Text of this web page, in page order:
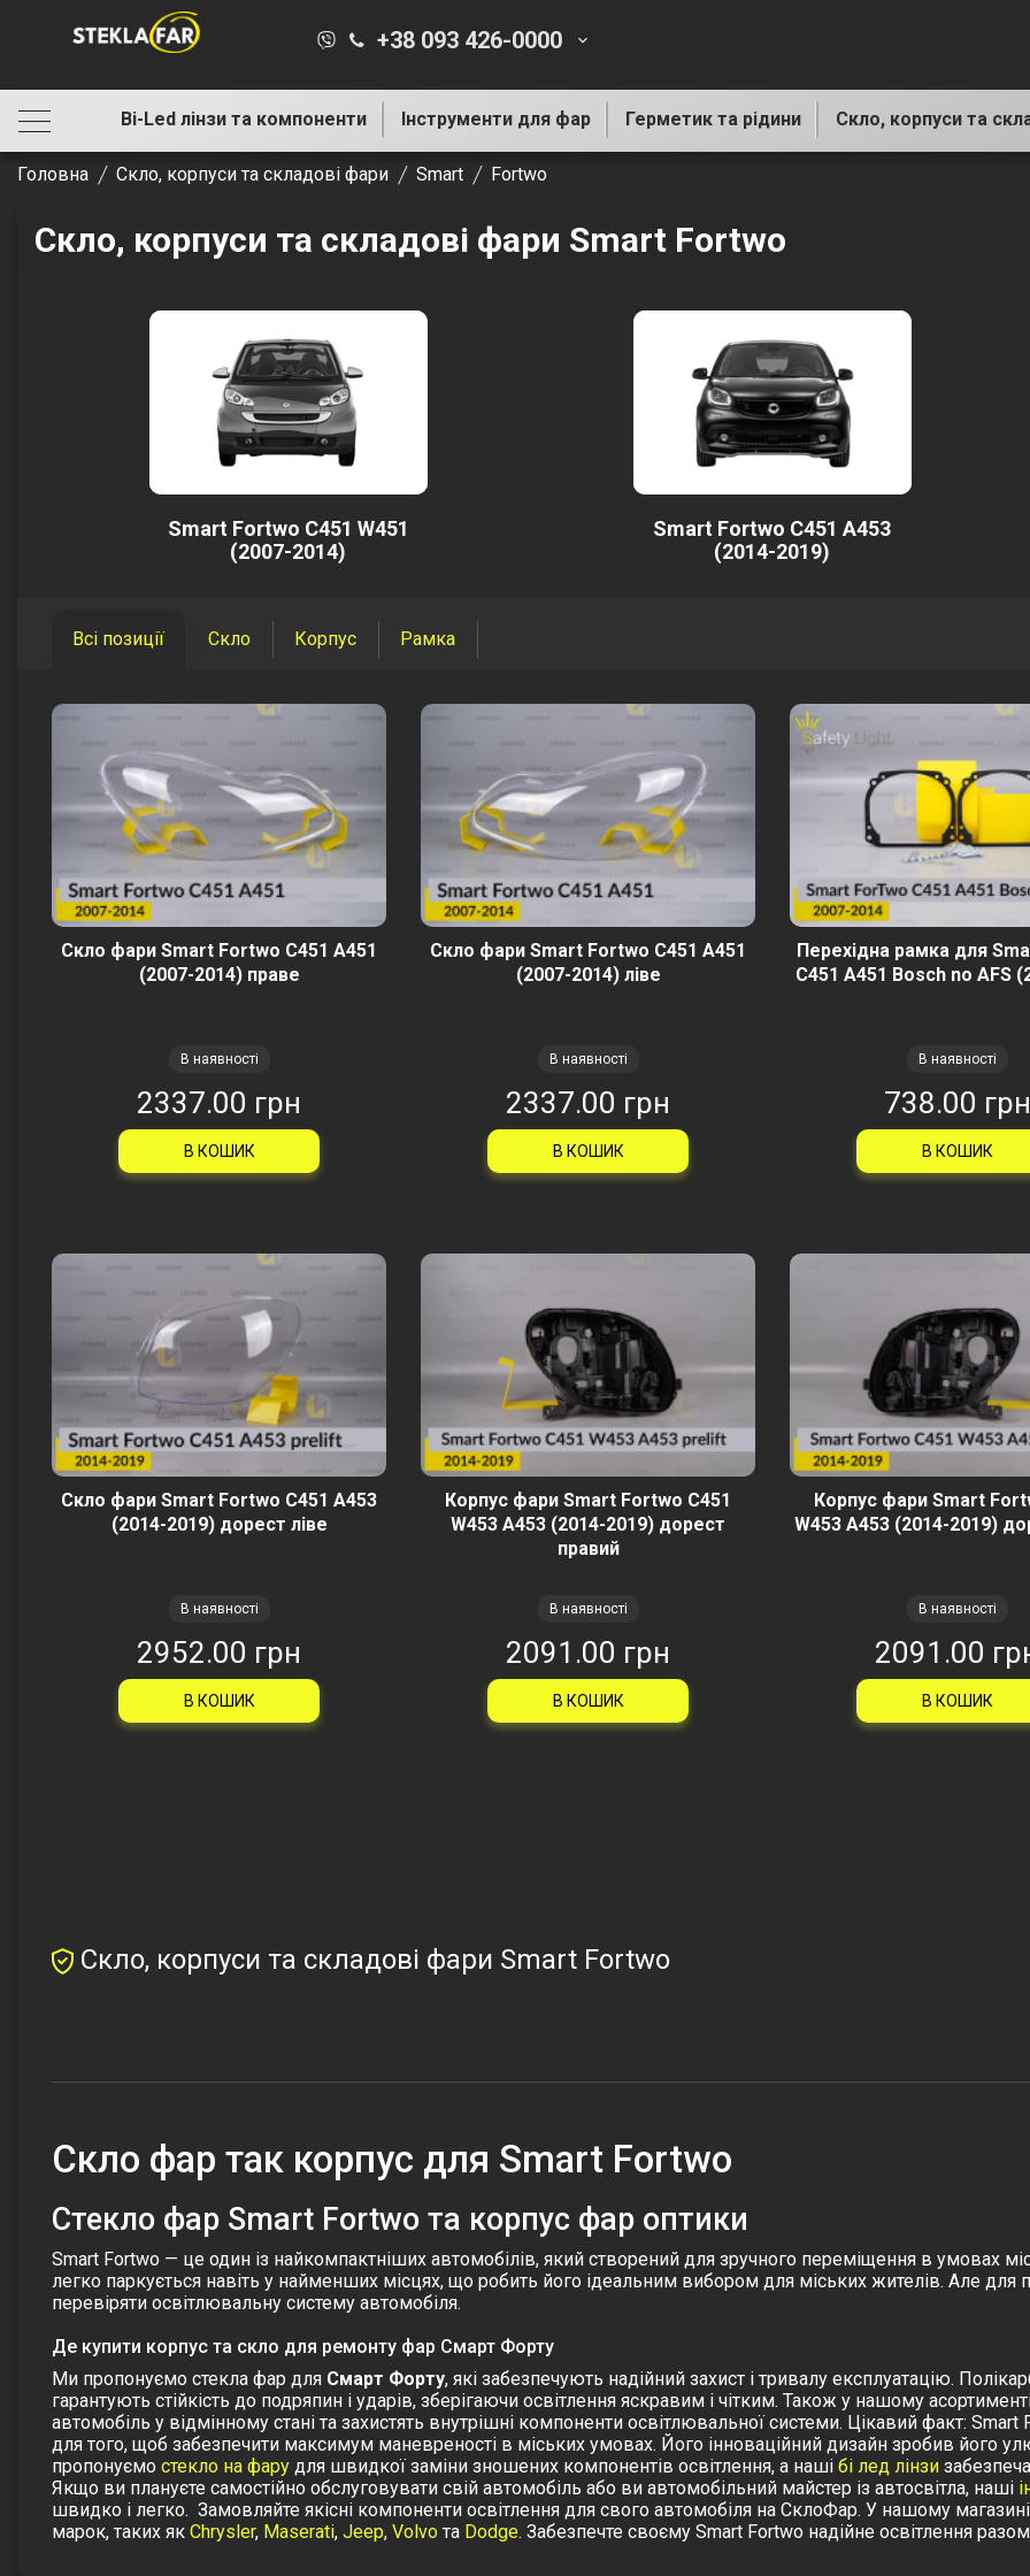
+38 093 426-0000 keyboard_arrow_down
Bi-Led лінзи та компоненти Інструменти для фар Герметик та рідини Скло, корпуси та
Головна Скло, корпуси та складові фари Smart Fortwo
Скло, корпуси та складові фари Smart Fortwo
Smart Fortwo C451 W451
(2007-2014)
Smart Fortwo C451 A453
(2014-2019)
Всі позиції Скло Корпус Рамка
Скло фари Smart Fortwo C451 A451
(2007-2014) праве
В наявності
2337.00 грн
В КОШИК
Скло фари Smart Fortwo C451 A451
(2007-2014) ліве
В наявності
2337.00 грн
В КОШИК
Перехідна рамка для
C451 A451 Bosch no AFS
В наявності
738.00 грн
В КОШИК
Скло фари Smart Fortwo C451 A453
(2014-2019) дорест ліве
В наявності
2952.00 грн
В КОШИК
Корпус фари Smart Fortwo C451
W453 A453 (2014-2019) дорест
правий
В наявності
2091.00 грн
В КОШИК
Корпус фари Smart
W453 A453 (2014-2019)
В наявності
2091.00
В КОШИК
Скло, корпуси та складові фари Smart Fortwo
Скло фар так корпус для Smart Fortwo
Стекло фар Smart Fortwo та корпус фар оптики
Smart Fortwo — це один із найкомпактніших автомобілів, який створений для зручного переміщення в умовах
легко паркується навіть у найменших місцях, що робить його ідеальним вибором для міських жителів. Але
перевіряти освітлювальну систему автомобіля.
Де купити корпус та скло для ремонту фар Смарт Форту
Ми пропонуємо стекла фар для Смарт Форту, які забезпечують надійний захист і тривалу експлуатацію.
гарантують стійкість до подряпин і ударів, зберігаючи освітлення яскравим і чітким. Також у нашому
автомобіль у відмінному стані та захистять внутрішні компоненти освітлювальної системи. Цікавий факт: Smart
для того, щоб забезпечити максимум маневреності в міських умовах. Його інноваційний дизайн зробив його
пропонуємо стекло на фару для швидкої заміни зношених компонентів освітлення, а наші бі лед лінзи
Якщо ви плануєте самостійно обслуговувати свій автомобіль або ви автомобільний майстер із автосвітла, наші
швидко і легко. Замовляйте якісні компоненти освітлення для свого автомобіля на СклоФар. У нашому
марок, таких як Chrysler, Maserati, Jeep, Volvo та Dodge. Забезпечте своєму Smart Fortwo надійне освітлення